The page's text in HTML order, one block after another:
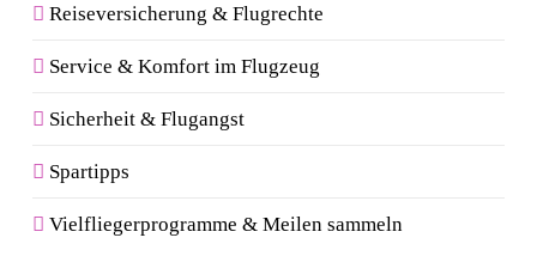
Reiseversicherung & Flugrechte
Service & Komfort im Flugzeug
Sicherheit & Flugangst
Spartipps
Vielfliegerprogramme & Meilen sammeln